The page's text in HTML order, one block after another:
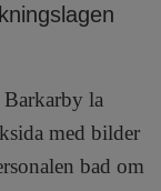
Barkarby la
med bilder
bad om